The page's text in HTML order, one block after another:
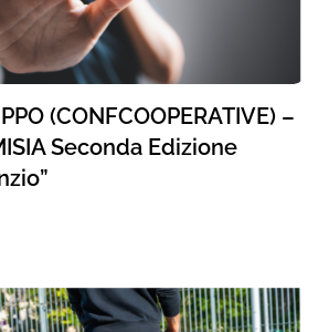
(CONFCOOPERATIVE) –
Seconda Edizione